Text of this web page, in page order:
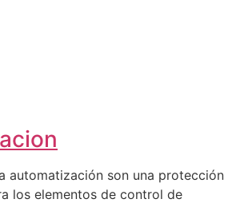
automatización son una protección
los elementos de control de